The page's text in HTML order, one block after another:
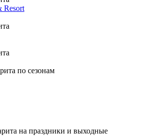
Resort
по сезонам
на праздники и выходные